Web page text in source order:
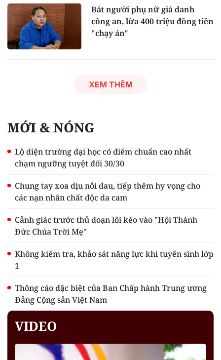
Bắt người phụ nữ giả danh
công an, lừa 400 triệu đồng tiền
"chạy án"
XEM THÊM
MỚI & NÓNG
Lộ diện trường đại học có điểm chuẩn cao nhất
chạm ngưỡng tuyệt đối 30/30
Chung tay xoa dịu nỗi đau, tiếp thêm hy vọng cho
các nạn nhân chất độc da cam
Cảnh giác trước thủ đoạn lôi kéo vào "Hội Thánh
Đức Chúa Trời Mẹ"
Không kiểm tra, khảo sát năng lực khi tuyển sinh lớp
1
Thông cáo đặc biệt của Ban Chấp hành Trung ương
Đảng Cộng sản Việt Nam
VIDEO